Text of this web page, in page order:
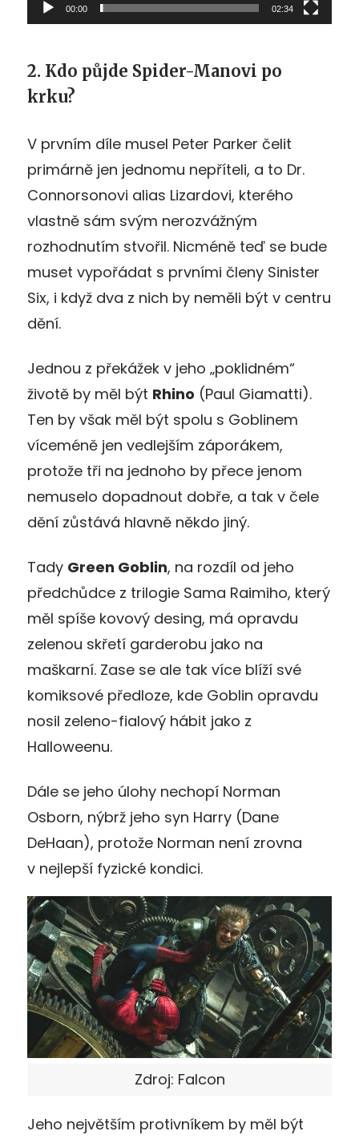
00:00 02:34
2. Kdo půjde Spider-Manovi po
krku?
V prvním díle musel Peter Parker čelit
primárně jen jednomu nepříteli, a to Dr.
Connorsonovi alias Lizardovi, kterého
vlastně sám svým nerozvážným
rozhodnutím stvořil. Nicméně teď se bude
muset vypořádat s prvními členy Sinister
Six, i když dva z nich by neměli být v centru
dění.
Jednou z překážek v jeho „poklidném“
životě by měl být Rhino (Paul Giamatti).
Ten by však měl být spolu s Goblinem
víceméně jen vedlejším záporákem,
protože tři na jednoho by přece jenom
nemuselo dopadnout dobře, a tak v čele
dění zůstává hlavně někdo jiný.
Tady Green Goblin, na rozdíl od jeho
předchůdce z trilogie Sama Raimiho, který
měl spíše kovový desing, má opravdu
zelenou skřetí garderobu jako na
maškarní. Zase se ale tak více blíží své
komiksové předloze, kde Goblin opravdu
nosil zeleno-fialový hábit jako z
Halloweenu.
Dále se jeho úlohy nechopí Norman
Osborn, nýbrž jeho syn Harry (Dane
DeHaan), protože Norman není zrovna
v nejlepší fyzické kondici.
Zdroj: Falcon
Jeho největším protivníkem by měl být